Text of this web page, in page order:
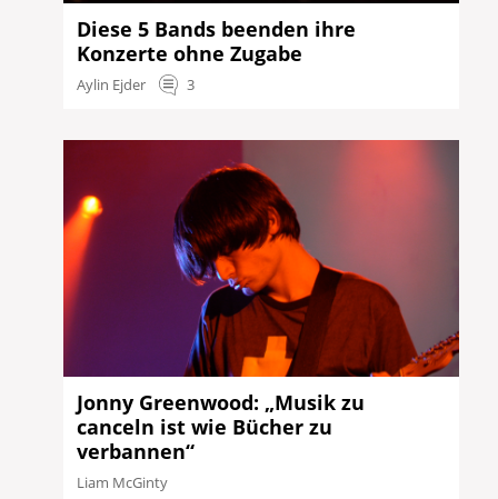
Diese 5 Bands beenden ihre
Konzerte ohne Zugabe
Aylin Ejder 3
Jonny Greenwood: „Musik zu
canceln ist wie Bücher zu
verbannen“
Liam McGinty